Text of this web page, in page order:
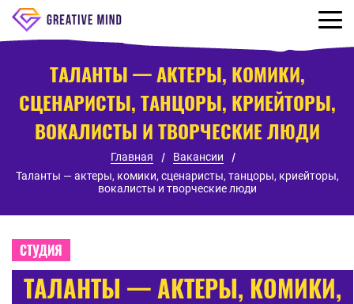
ТАЛАНТЫ — АКТЕРЫ, КОМИКИ,
СЦЕНАРИСТЫ, ТАНЦОРЫ, КРИЕЙТОРЫ,
ВОКАЛИСТЫ И ТВОРЧЕСКИЕ ЛЮДИ
Главная
Вакансии
Таланты — актеры, комики, сценаристы, танцоры, криейторы,
вокалисты и творческие люди
СТУДИЯ
ТАЛАНТЫ — АКТЕРЫ, КОМИКИ,